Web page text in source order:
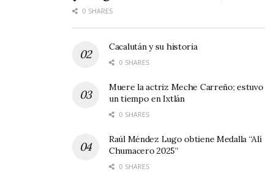
0 SHARES
Cacalután y su historia
0 SHARES
Muere la actriz Meche Carreño; estuvo
un tiempo en Ixtlán
0 SHARES
Raúl Méndez Lugo obtiene Medalla “Alí
Chumacero 2025”
0 SHARES